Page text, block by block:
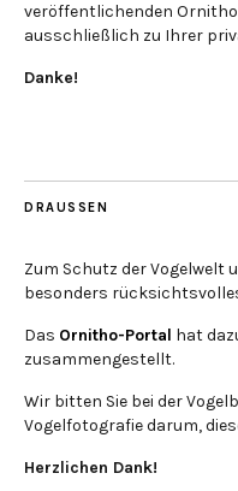
veröffentlichenden
ausschließlich zu Ihrer
Danke!
DRAUSSEN
Zum Schutz der Vogelwelt
besonders
Das Ornitho-Portal hat
zusammengestellt.
Wir bitten Sie bei der
Vogelfotografie darum,
Herzlichen Dank!